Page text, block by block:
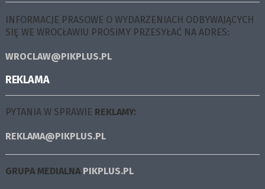
INFORMACJE PRASOWE O WYDARZENIACH ODBYWAJĄCYCH
SIĘ WE WROCŁAWIU PROSIMY PRZESYŁAĆ NA ADRES:
WROCLAW@PIKPLUS.PL
REKLAMA
PYTANIA W SPRAWIE REKLAMY:
REKLAMA@PIKPLUS.PL
GRUPA MEDIALNA PIKPLUS.PL